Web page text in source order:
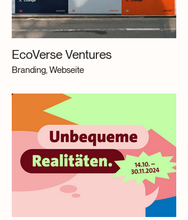
EcoVerse Ventures
Branding, Webseite